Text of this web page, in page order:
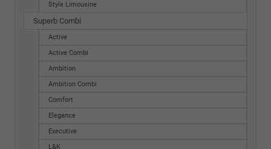
Style Limousine
Superb Combi
Active
Active Combi
Ambition
Ambition Combi
Comfort
Elegance
Executive
L&K